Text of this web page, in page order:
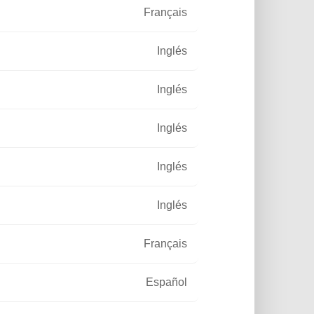
Français
Inglés
Inglés
Inglés
Inglés
Inglés
Français
Español